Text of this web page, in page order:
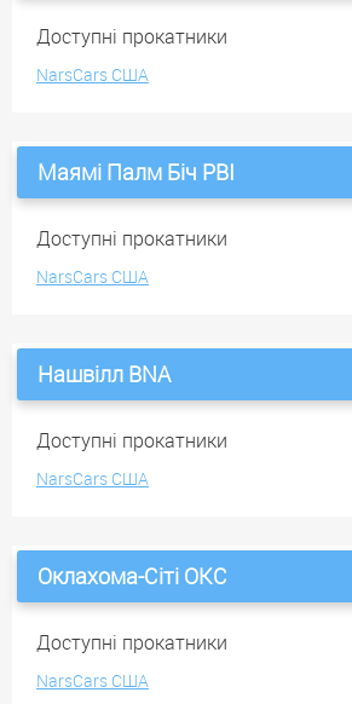
Доступні прокатники
NarsCars США
Маямі Палм Біч PBI
Доступні прокатники
NarsCars США
Нашвілл BNA
Доступні прокатники
NarsCars США
Оклахома-Сіті OKC
Доступні прокатники
NarsCars США